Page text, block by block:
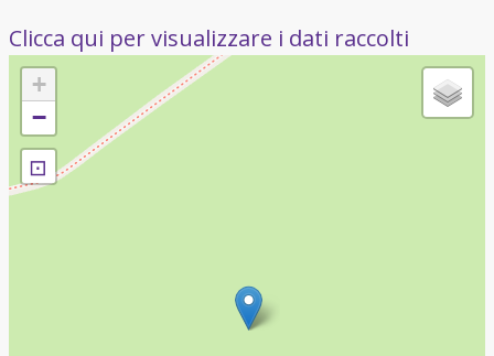
Clicca qui per visualizzare i dati raccolti
+
−
⊡